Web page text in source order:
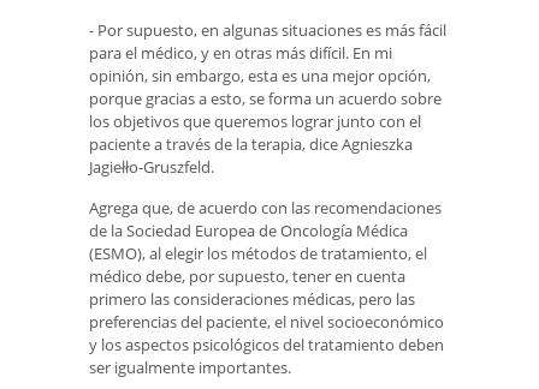
- Por supuesto, en algunas situaciones es más fácil
para el médico, y en otras más difícil. En mi
opinión, sin embargo, esta es una mejor opción,
porque gracias a esto, se forma un acuerdo sobre
los objetivos que queremos lograr junto con el
paciente a través de la terapia, dice Agnieszka
Jagiełło-Gruszfeld.
Agrega que, de acuerdo con las recomendaciones
de la Sociedad Europea de Oncología Médica
(ESMO), al elegir los métodos de tratamiento, el
médico debe, por supuesto, tener en cuenta
primero las consideraciones médicas, pero las
preferencias del paciente, el nivel socioeconómico
y los aspectos psicológicos del tratamiento deben
ser igualmente importantes.